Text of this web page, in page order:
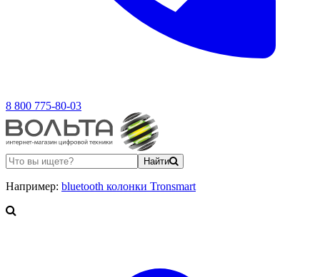
8 800 775-80-03
Найти
Например: bluetooth колонки Tronsmart